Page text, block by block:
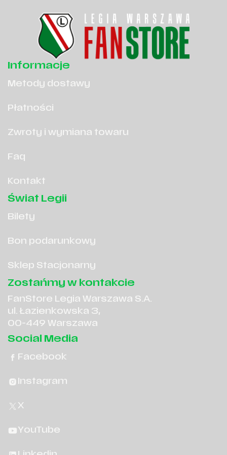
Informacje
Metody dostawy
Płatności
Zwroty i wymiana towaru
Faq
Kontakt
Świat Legii
Bilety
Bon podarunkowy
Sklep Stacjonarny
Zostańmy w kontakcie
FanStore Legia Warszawa S.A.
ul. Łazienkowska 3,
00-449 Warszawa
Social Media
Facebook
Instagram
X
YouTube